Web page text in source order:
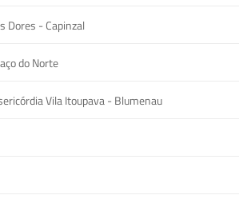
Dores - Capinzal
do Norte
Vila Itoupava - Blumenau